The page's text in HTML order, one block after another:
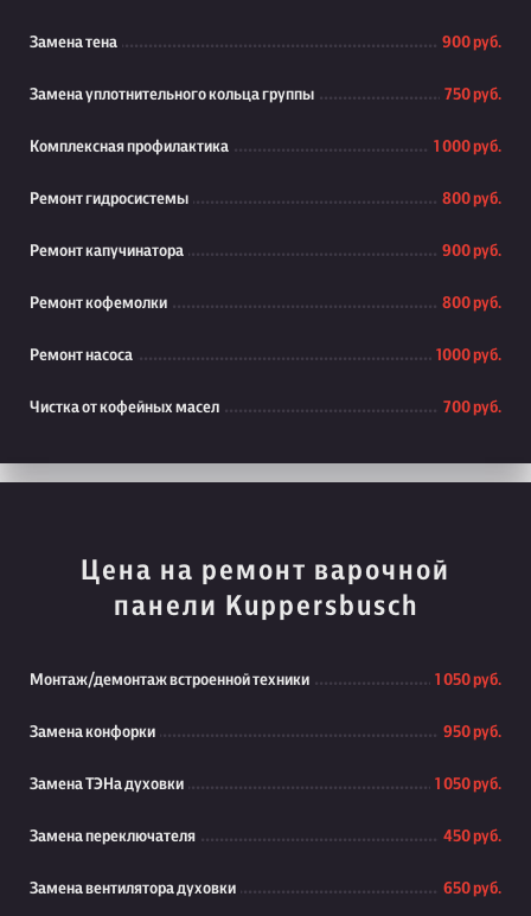
Замена тена 900 руб.
Замена уплотнительного кольца группы 750 руб.
Комплексная профилактика 1 000 руб.
Ремонт гидросистемы 800 руб.
Ремонт капучинатора 900 руб.
Ремонт кофемолки 800 руб.
Ремонт насоса 1000 руб.
Чистка от кофейных масел 700 руб.
Цена на ремонт варочной
панели Kuppersbusch
Монтаж/демонтаж встроенной техники 1 050 руб.
Замена конфорки 950 руб.
Замена ТЭНа духовки 1 050 руб.
Замена переключателя 450 руб.
Замена вентилятора духовки 650 руб.